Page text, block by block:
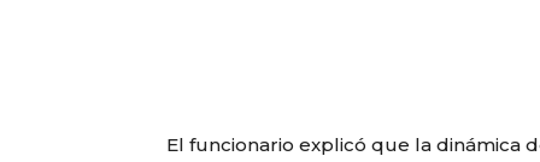
El funcionario explicó que la dinámica